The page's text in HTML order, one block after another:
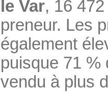
le Var, 16
preneur. Les
également
puisque 71 %
vendu à plus